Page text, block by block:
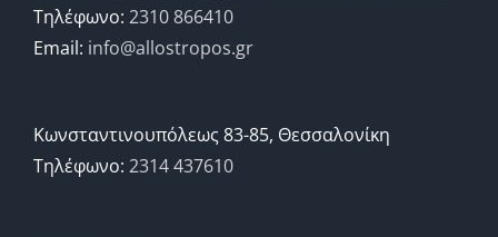
Τηλέφωνο: 2310 866410
Email: info@allostropos.gr
Κωνσταντινουπόλεως 83-85, Θεσσαλονίκη
Τηλέφωνο: 2314 437610